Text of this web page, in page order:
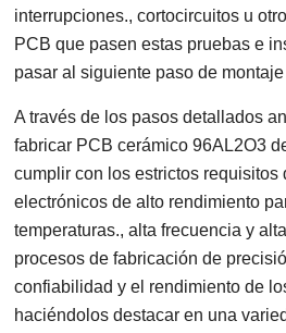
interrupciones., cortocircuitos u
PCB que pasen estas pruebas e
pasar al siguiente paso de
A través de los pasos detallados
fabricar PCB cerámico 96AL2O3
cumplir con los estrictos requisitos
electrónicos de alto rendimiento
temperaturas., alta frecuencia y
procesos de fabricación de
confiabilidad y el rendimiento de
haciéndolos destacar en una